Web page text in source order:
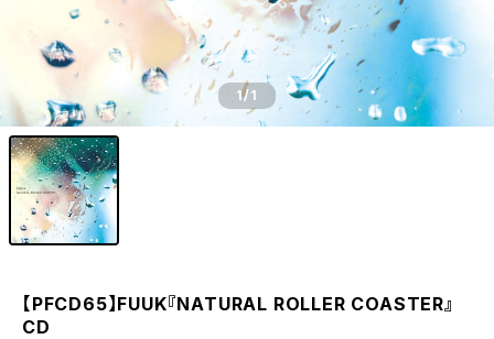
1/1
【PFCD65】FUUK『NATURAL ROLLER COASTER』
CD